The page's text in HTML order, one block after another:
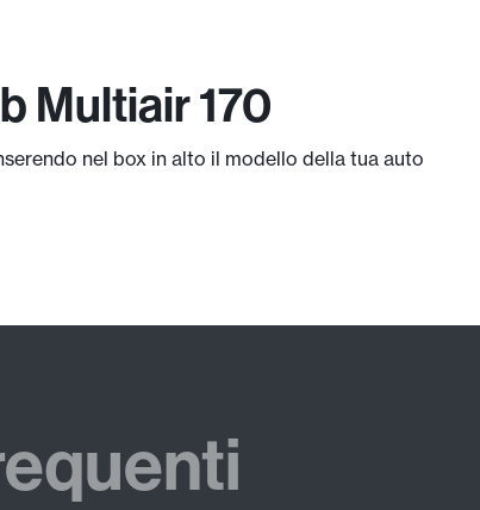
Multiair 170
nel box in alto il modello della tua auto